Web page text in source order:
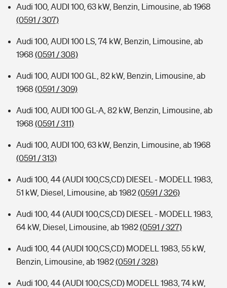
Audi 100, AUDI 100, 63 kW, Benzin, Limousine, ab 1968
(0591 / 307)
Audi 100, AUDI 100 LS, 74 kW, Benzin, Limousine, ab
1968 (0591 / 308)
Audi 100, AUDI 100 GL, 82 kW, Benzin, Limousine, ab
1968 (0591 / 309)
Audi 100, AUDI 100 GL-A, 82 kW, Benzin, Limousine, ab
1968 (0591 / 311)
Audi 100, AUDI 100, 63 kW, Benzin, Limousine, ab 1968
(0591 / 313)
Audi 100, 44 (AUDI 100,CS,CD) DIESEL - MODELL 1983,
51 kW, Diesel, Limousine, ab 1982(0591 / 326)
Audi 100, 44 (AUDI 100,CS,CD) DIESEL - MODELL 1983,
64 kW, Diesel, Limousine, ab 1982(0591 / 327)
Audi 100, 44 (AUDI 100,CS,CD) MODELL 1983, 55 kW,
Benzin, Limousine, ab 1982(0591 / 328)
Audi 100, 44 (AUDI 100,CS,CD) MODELL 1983, 74 kW,